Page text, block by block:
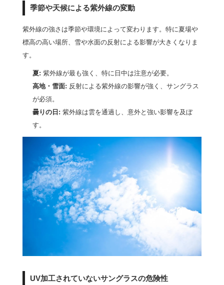
季節や天候による紫外線の変動
紫外線の強さは季節や環境によって変わります。特に夏場や
標高の高い場所、雪や水面の反射による影響が大きくなりま
す。
夏: 紫外線が最も強く、特に日中は注意が必要。
高地・雪面: 反射による紫外線の影響が強く、サングラス
が必須。
曇りの日: 紫外線は雲を通過し、意外と強い影響を及ぼ
す。
UV加工されていないサングラスの危険性